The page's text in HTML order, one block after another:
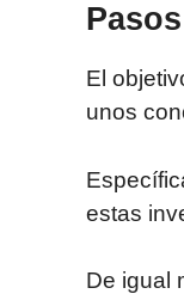
El
unos
estas
De igual